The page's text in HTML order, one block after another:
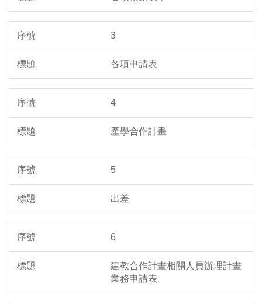
3
各項申請表
4
產學合作計畫
5
出差
6
建教合作計畫相關人員辦理計畫
業務申請表